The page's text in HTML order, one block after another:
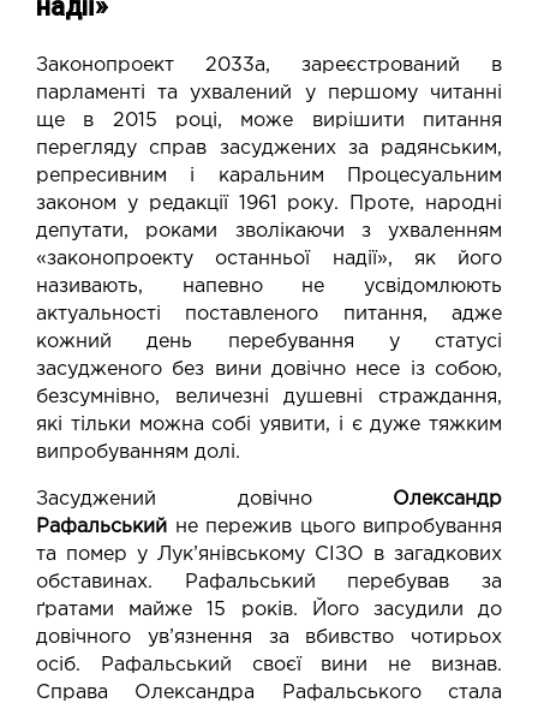
надії»
Законопроект 2033а, зареєстрований в
парламенті та ухвалений у першому читанні
ще в 2015 році, може вирішити питання
перегляду справ засуджених за радянським,
репресивним і каральним Процесуальним
законом у редакції 1961 року. Проте, народні
депутати, роками зволікаючи з ухваленням
«законопроекту останньої надії», як його
називають, напевно не усвідомлюють
актуальності поставленого питання, адже
кожний день перебування у статусі
засудженого без вини довічно несе із собою,
безсумнівно, величезні душевні страждання,
які тільки можна собі уявити, і є дуже тяжким
випробуванням долі.
Засуджений довічно Олександр
Рафальський не пережив цього випробування
та помер у Лук’янівському СІЗО в загадкових
обставинах. Рафальський перебував за
ґратами майже 15 років. Його засудили до
довічного ув’язнення за вбивство чотирьох
осіб. Рафальський своєї вини не визнав.
Справа Олександра Рафальського стала